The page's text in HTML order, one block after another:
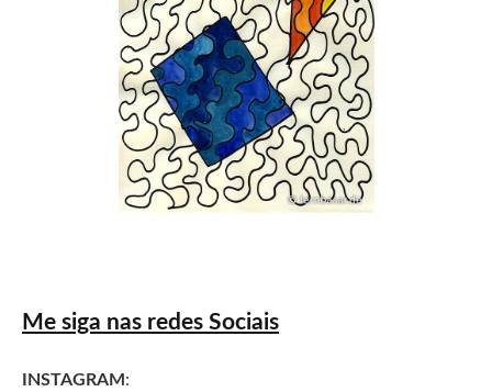
Me siga nas redes Sociais
INSTAGRAM :